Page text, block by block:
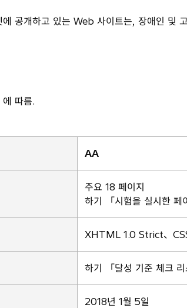
공개하고 있는 Web 사이트는, 장애인 및
따름.
AA
주요 18 페이지
하기 「시험을 실시한 페
XHTML 1.0 Strict、
하기 「달성 기준 체크
2018년 1월 5일